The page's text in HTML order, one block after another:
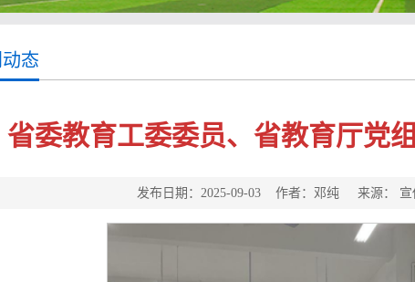
态
省委教育工委委员、省教育厅党
发布日期：2025-09-03 作者：邓纯 来源： 宣